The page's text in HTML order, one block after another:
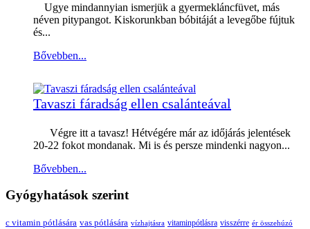
Ugye mindannyian ismerjük a gyermekláncfüvet, más
néven pitypangot. Kiskorunkban bóbitáját a levegőbe fújtuk
és...
Bővebben...
Tavaszi fáradság ellen csalánteával
Végre itt a tavasz! Hétvégére már az időjárás jelentések
20-22 fokot mondanak. Mi is és persze mindenki nagyon...
Bővebben...
Gyógyhatások szerint
c vitamin pótlására vas pótlására vízhajtásra vitaminpótlásra visszérre ér összehúzó